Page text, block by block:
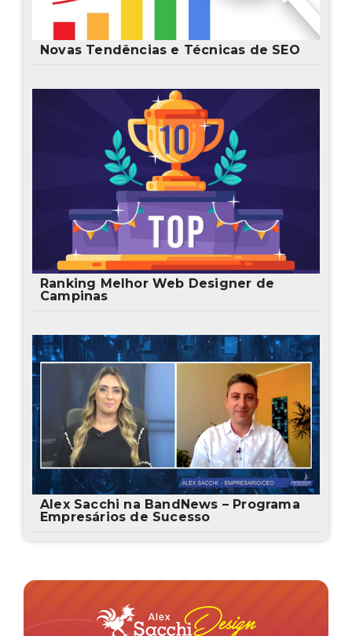
Novas Tendências e Técnicas de SEO
Ranking Melhor Web Designer de
Campinas
Alex Sacchi na BandNews – Programa
Empresários de Sucesso